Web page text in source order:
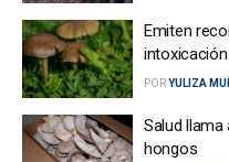
Emiten
PORYULIZA
Salud
hongos